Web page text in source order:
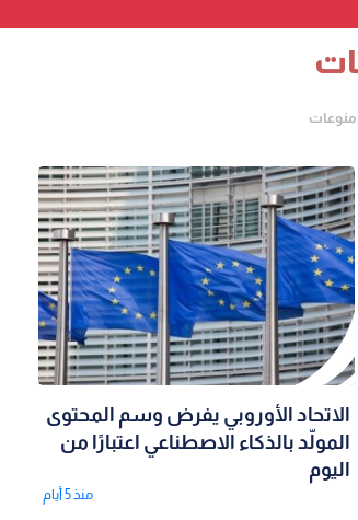
منوعات
الاتحاد الأوروبي يفرض وسم المحتوى
المولّد بالذكاء الاصطناعي اعتبارًا من
اليوم
منذ 5 أيام